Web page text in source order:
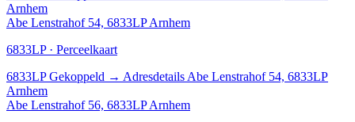
Arnhem
Abe Lenstrahof 54, 6833LP Arnhem
6833LP · Perceelkaart
6833LP Gekoppeld → Adresdetails Abe Lenstrahof 54, 6833LP
Arnhem
Abe Lenstrahof 56, 6833LP Arnhem